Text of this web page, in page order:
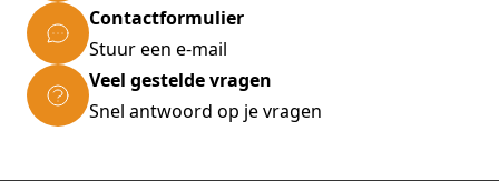
Contactformulier
Stuur een e-mail
Veel gestelde vragen
Snel antwoord op je vragen